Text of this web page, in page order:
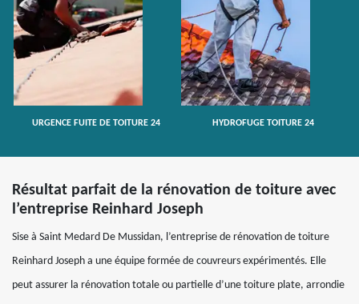
URGENCE FUITE DE TOITURE 24 HYDROFUGE TOITURE 24
Résultat parfait de la rénovation de toiture avec
l’entreprise Reinhard Joseph
Sise à Saint Medard De Mussidan, l’entreprise de rénovation de toiture
Reinhard Joseph a une équipe formée de couvreurs expérimentés. Elle
peut assurer la rénovation totale ou partielle d’une toiture plate, arrondie